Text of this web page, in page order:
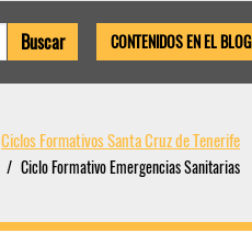
CONTENIDOS EN EL BLOG
Ciclos Formativos Santa Cruz de Tenerife
Ciclo Formativo Emergencias Sanitarias